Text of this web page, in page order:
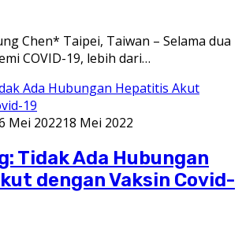
Chen* Taipei, Taiwan – Selama dua
COVID-19, lebih dari…
Mei 202218 Mei 2022
Tidak Ada Hubungan
dengan Vaksin Covid-